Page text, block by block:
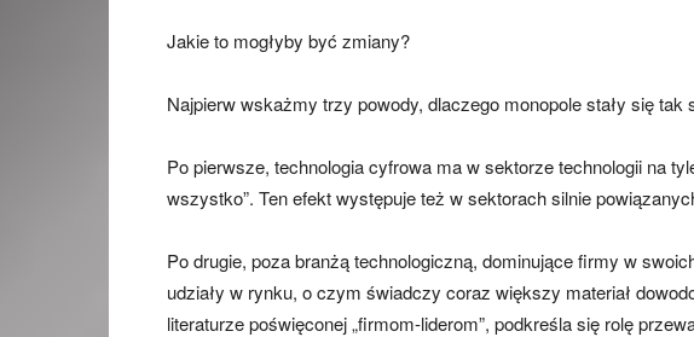
Jakie to mogłyby być zmiany?
Najpierw wskażmy trzy powody, dlaczego monopole stały się tak
Po pierwsze, technologia cyfrowa ma w sektorze technologii na
wszystko”. Ten efekt występuje też w sektorach silnie
Po drugie, poza branżą technologiczną, dominujące firmy w
udziały w rynku, o czym świadczy coraz większy materiał
literaturze poświęconej „firmom-liderom”, podkreśla się rolę